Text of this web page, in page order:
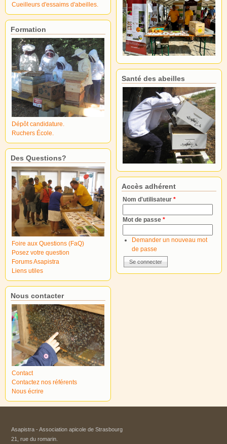
Cueilleurs d'essaims d'abeilles.
Formation
Dépôt candidature.
Ruchers École.
Des Questions?
Foire aux Questions (FaQ)
Posez votre question
Forums Asapistra
Liens utiles
Nous contacter
Contact
Contactez nos référents
Nous écrire
Santé des abeilles
Accès adhérent
Nom d'utilisateur *
Mot de passe *
Demander un nouveau mot
de passe
Asapistra - Association apicole de Strasbourg​
21, rue du romarin.